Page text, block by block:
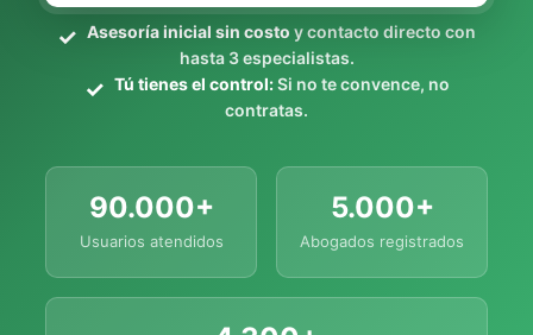
Asesoría inicial sin costo y contacto directo con
hasta 3 especialistas.
Tú tienes el control:Si no te convence, no
contratas.
90.000+
Usuarios atendidos
5.000+
Abogados registrados